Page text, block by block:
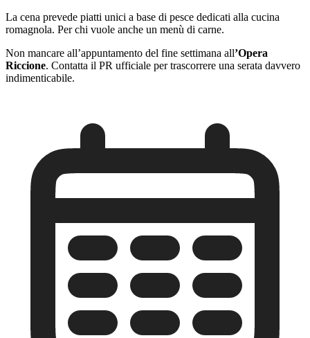
La cena prevede piatti unici a base di pesce dedicati alla cucina
romagnola. Per chi vuole anche un menù di carne.
Non mancare all’appuntamento del fine settimana all’Opera
Riccione. Contatta il PR ufficiale per trascorrere una serata davvero
indimenticabile.